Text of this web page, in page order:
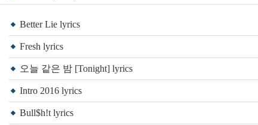
나는 내 작전을 준비 중
I’m ready to fucking die
Fuck you to and fuck your thot
Bitch am smoking on you right
Bitch am smoking on you left
태워버려 태워 버려 태워 버려
태워버려 태워 버려 난 그냥 전부다
Better Lie lyrics
Fresh lyrics
오늘 같은 밤 [Tonight] lyrics
Intro 2016 lyrics
Bull$h!t lyrics